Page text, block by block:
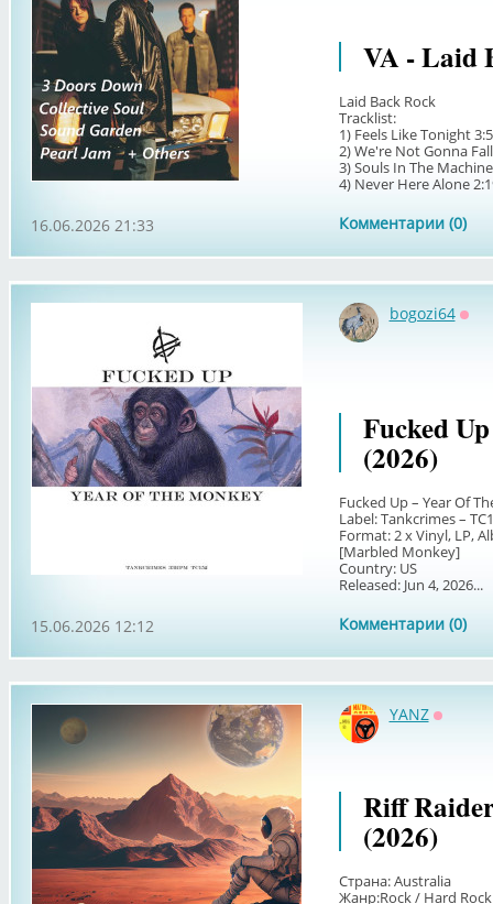
VA - Laid
Laid Back Rock
Tracklist:
1) Feels Like Tonight
2) We're Not Gonna
3) Souls In The
4) Never Here Alone
Комментарии (0)
16.06.2026 21:33
bogozi64
Fucked
(2026)
Fucked Up – Year Of
Label: Tankcrimes –
Format: 2 x Vinyl, LP,
[Marbled Monkey]
Country: US
Released: Jun 4, 2026...
Комментарии (0)
15.06.2026 12:12
YANZ
Riff
(2026)
Страна: Australia
Жанр:Rock / Hard Rock